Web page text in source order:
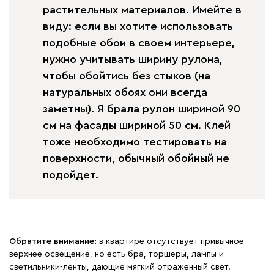
растительных материалов. Имейте в
виду: если вы хотите использовать
подобные обои в своем интерьере,
нужно учитывать ширину рулона,
чтобы обойтись без стыков (на
натуральных обоях они всегда
заметны). Я брала рулон шириной 90
см на фасады шириной 50 см. Клей
тоже необходимо тестировать на
поверхности, обычный обойный не
подойдет.
Обратите внимание: в квартире отсутствует привычное
верхнее освещение, но есть бра, торшеры, лампы и
светильники-ленты, дающие мягкий отраженный свет.